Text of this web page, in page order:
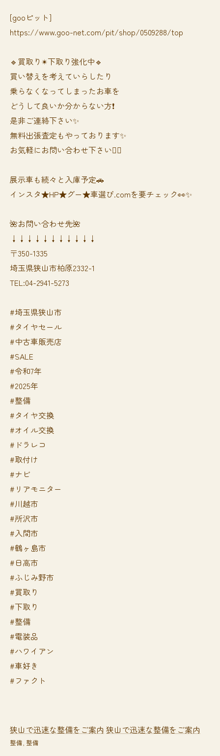
[gooピット]
https://www.goo-net.com/pit/shop/0509288/top
🔹買取り✴︎下取り強化中🔹
買い替えを考えていらしたり
乗らなくなってしまったお車を
どうして良いか分からない方❗️
是非ご連絡下さい✨
無料出張査定もやっております✨
お気軽にお問い合わせ下さい🙆‍♀️
展示車も続々と入庫予定🚗
インスタ★HP★グー★車選び.comを要チェック👀✨
🌺お問い合わせ先🌺
↓↓↓↓↓↓↓↓↓↓↓
〒350-1335
埼玉県狭山市柏原2332-1
TEL:04-2941-5273
#埼玉県狭山市
#タイヤセール
#中古車販売店
#SALE
#令和7年
#2025年
#整備
#タイヤ交換
#オイル交換
#ドラレコ
#取付け
#ナビ
#リアモニター
#川越市
#所沢市
#入間市
#鶴ヶ島市
#日高市
#ふじみ野市
#買取り
#下取り
#整備
#電装品
#ハワイアン
#車好き
#ファクト
狭山で迅速な整備をご案内 狭山で迅速な整備をご案内
整備 整備